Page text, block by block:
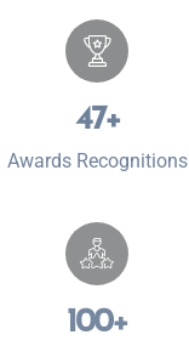
Awards Recognitions
47+
100+